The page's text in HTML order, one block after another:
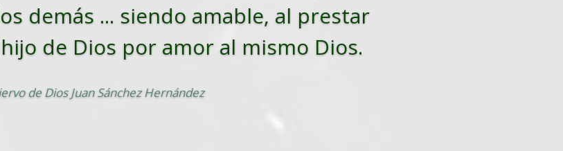
demás ... siendo amable, al prestar
de Dios por amor al mismo Dios.
de Dios Juan Sánchez Hernández